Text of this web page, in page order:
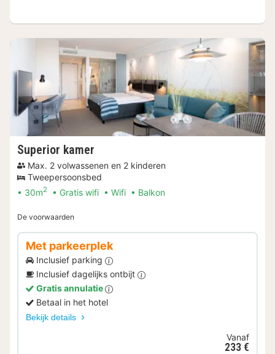
Superior kamer
Max. 2 volwassenen en 2 kinderen
Tweepersoonsbed
30m2 Gratis wifi Wifi Balkon
De voorwaarden
Met parkeerplek
Inclusief parking
Inclusief dagelijks ontbijt
Gratis annulatie
Betaal in het hotel
Bekijk details
Vanaf
233 €